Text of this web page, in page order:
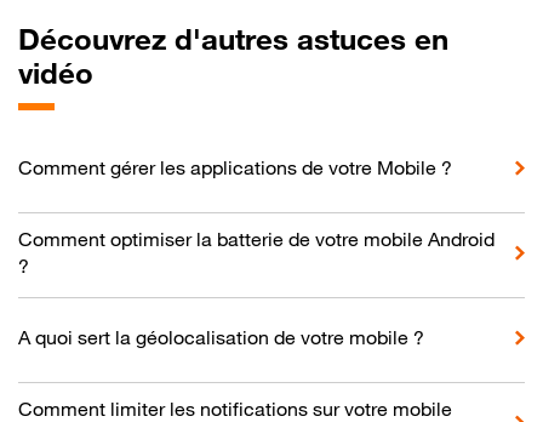
Découvrez d'autres astuces en
vidéo
Comment gérer les applications de votre Mobile ?
Comment optimiser la batterie de votre mobile Android
?
A quoi sert la géolocalisation de votre mobile ?
Comment limiter les notifications sur votre mobile